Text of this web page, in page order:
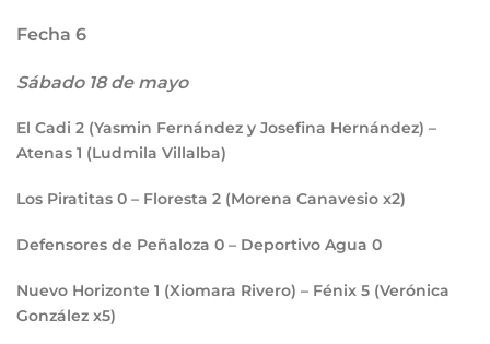
Fecha 6
Sábado 18 de mayo
El Cadi 2 (Yasmin Fernández y Josefina Hernández) –
Atenas 1 (Ludmila Villalba)
Los Piratitas 0 – Floresta 2 (Morena Canavesio x2)
Defensores de Peñaloza 0 – Deportivo Agua 0
Nuevo Horizonte 1 (Xiomara Rivero) – Fénix 5 (Verónica
González x5)